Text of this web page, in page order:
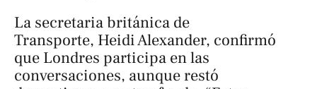
La secretaria británica de
Transporte, Heidi Alexander, confirmó
que Londres participa en las
conversaciones, aunque restó